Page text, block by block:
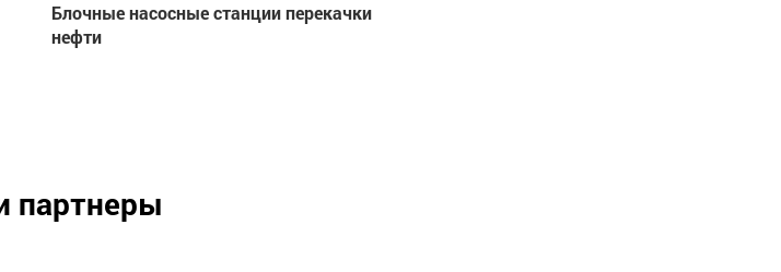
Блочные насосные станции перекачки
нефти
партнеры